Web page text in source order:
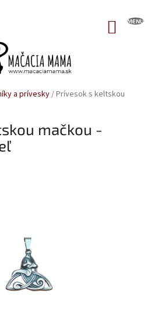
a prívesky/Prívesok s keltskou
mačkou -